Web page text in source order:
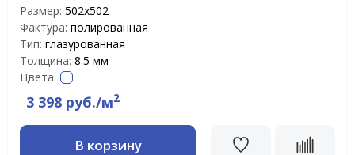
Размер: 502х502
Фактура: полированная
Тип: глазурованная
Толщина: 8.5 мм
Цвета:
3 398 руб./м2
В корзину